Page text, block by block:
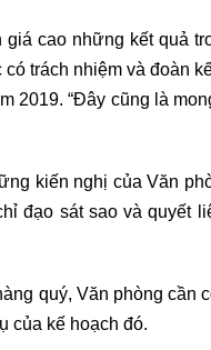
cao những kết quả
trách nhiệm và đoàn
2019. “Đây cũng là
kiến nghị của Văn
đạo sát sao và quyết
quý, Văn phòng cần
của kế hoạch đó.